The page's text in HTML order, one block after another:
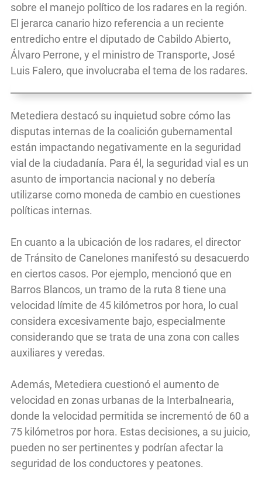
sobre el manejo político de los radares en la región.
El jerarca canario hizo referencia a un reciente
entredicho entre el diputado de Cabildo Abierto,
Álvaro Perrone, y el ministro de Transporte, José
Luis Falero, que involucraba el tema de los radares.
Metediera destacó su inquietud sobre cómo las
disputas internas de la coalición gubernamental
están impactando negativamente en la seguridad
vial de la ciudadanía. Para él, la seguridad vial es un
asunto de importancia nacional y no debería
utilizarse como moneda de cambio en cuestiones
políticas internas.
En cuanto a la ubicación de los radares, el director
de Tránsito de Canelones manifestó su desacuerdo
en ciertos casos. Por ejemplo, mencionó que en
Barros Blancos, un tramo de la ruta 8 tiene una
velocidad límite de 45 kilómetros por hora, lo cual
considera excesivamente bajo, especialmente
considerando que se trata de una zona con calles
auxiliares y veredas.
Además, Metediera cuestionó el aumento de
velocidad en zonas urbanas de la Interbalnearia,
donde la velocidad permitida se incrementó de 60 a
75 kilómetros por hora. Estas decisiones, a su juicio,
pueden no ser pertinentes y podrían afectar la
seguridad de los conductores y peatones.